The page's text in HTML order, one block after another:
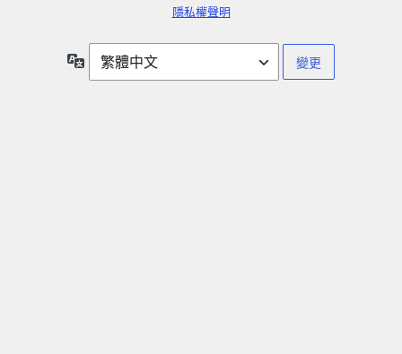
隱私權聲明
言